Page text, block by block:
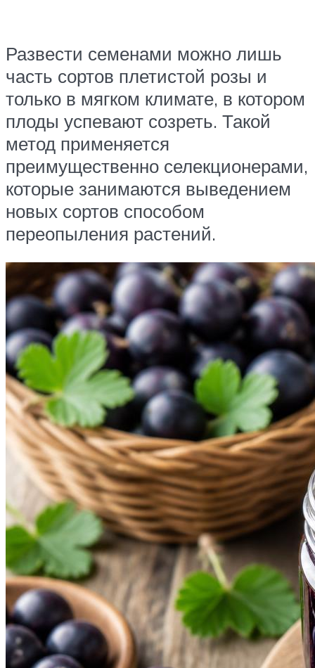
Развести семенами можно лишь
часть сортов плетистой розы и
только в мягком климате, в котором
плоды успевают созреть. Такой
метод применяется
преимущественно селекционерами,
которые занимаются выведением
новых сортов способом
переопыления растений.